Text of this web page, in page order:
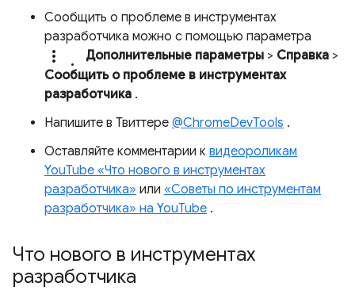
Сообщить о проблеме в инструментах
разработчика можно с помощью параметра
more_vert. Дополнительные параметры > Справка >
Сообщить о проблеме в инструментах
разработчика .
Напишите в Твиттере @ChromeDevTools .
Оставляйте комментарии к видеороликам
YouTube «Что нового в инструментах
разработчика» или «Советы по инструментам
разработчика» на YouTube .
Что нового в инструментах
разработчика